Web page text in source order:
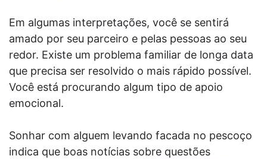
Em algumas interpretações, você se sentirá
amado por seu parceiro e pelas pessoas ao seu
redor. Existe um problema familiar de longa data
que precisa ser resolvido o mais rápido possível.
Você está procurando algum tipo de apoio
emocional.
Sonhar com alguem levando facada no pescoço
indica que boas notícias sobre questões